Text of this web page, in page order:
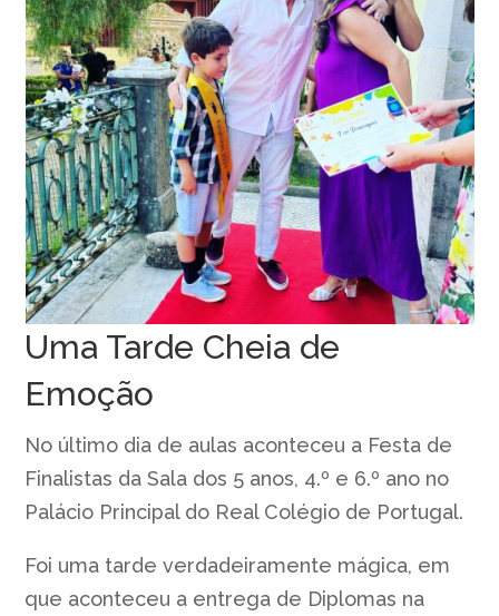
Uma Tarde Cheia de
Emoção
No último dia de aulas aconteceu a Festa de
Finalistas da Sala dos 5 anos, 4.º e 6.º ano no
Palácio Principal do Real Colégio de Portugal.
Foi uma tarde verdadeiramente mágica, em
que aconteceu a entrega de Diplomas na